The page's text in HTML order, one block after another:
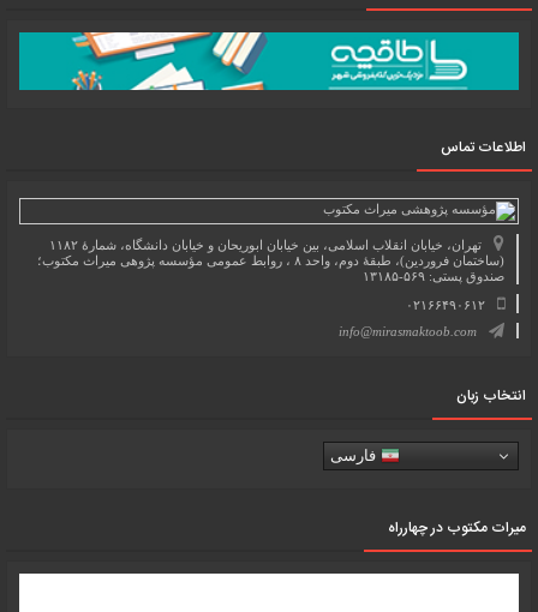
اطلاعات تماس
تهران، خیابان انقلاب اسلامی، بین خیابان ابوریحان و خیابان دانشگاه، شمارۀ ۱۱۸۲
(ساختمان فروردین)، طبقۀ دوم، واحد ۸ ، روابط عمومی مؤسسه پژوهی میراث مکتوب؛
صندوق پستی: ۵۶۹-۱۳۱۸۵
۰۲۱۶۶۴۹۰۶۱۲
info@mirasmaktoob.com
انتخاب زبان
فارسی
میرات مکتوب در چهارراه